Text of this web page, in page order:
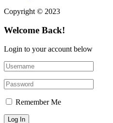
Copyright © 2023
Welcome Back!
Login to your account below
Remember Me